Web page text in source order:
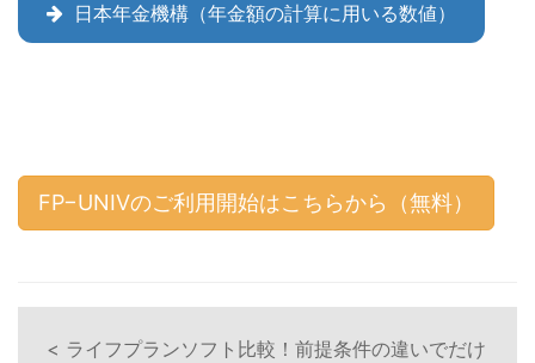
日本年金機構（年金額の計算に用いる数値）
FP−UNIVのご利用開始はこちらから（無料）
< ライフプランソフト比較！前提条件の違いでだけ